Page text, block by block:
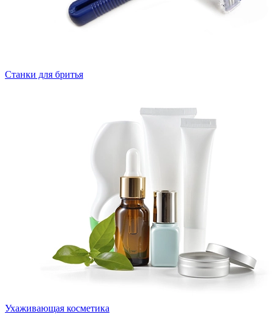
Станки для бритья
Ухаживающая косметика